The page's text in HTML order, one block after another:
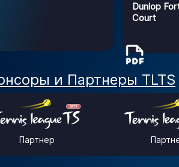
Dunlop
Court
и Партнеры TLTS
Партнер